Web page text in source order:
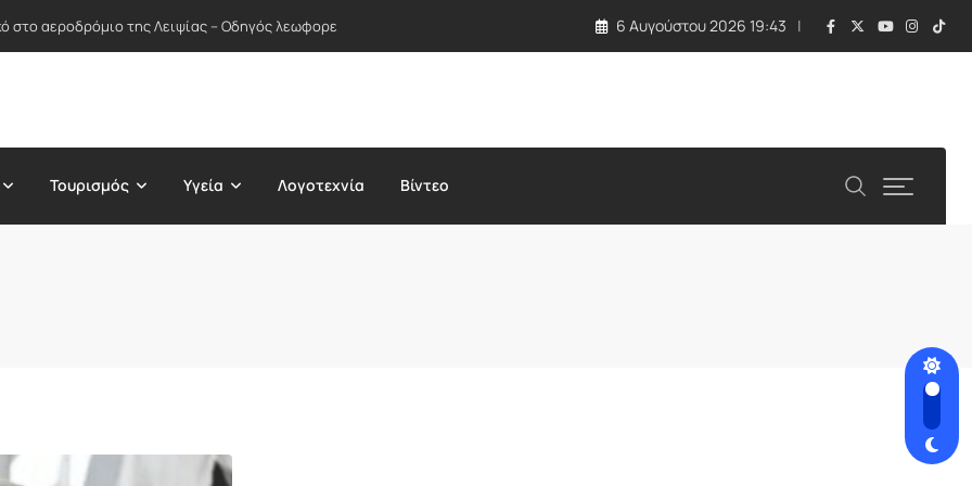
στο αεροδρόμιο της Λειψίας – Οδηγός λεωφορείου απέτρεψε πιθανή τραγωδία με εκρηκτική συσκευή σε drone
6 Αυγούστου 2026 19:43
Τουρισμός Υγεία Λογοτεχνία Βίντεο